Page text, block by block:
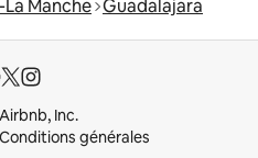
Manche Guadalajara
Inc.
Conditions générales